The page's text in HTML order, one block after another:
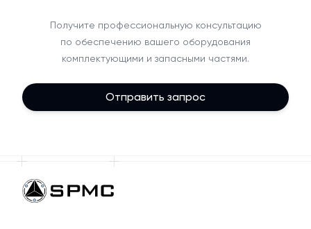
Получите профессиональную консультацию
по обеспечению вашего оборудования
комплектующими и запасными частями.
Отправить запрос